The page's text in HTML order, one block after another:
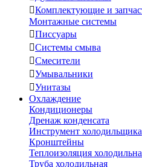
Комплектующие и
Монтажные системы
Писсуары
Системы смыва
Смесители
Умывальники
Унитазы
Охлаждение
Кондиционеры
Дренаж конденсата
Инструмент холодильщика
Кронштейны
Теплоизоляция
Труба холодильная